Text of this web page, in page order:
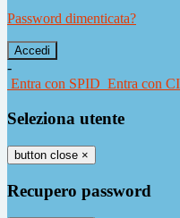
Password dimenticata?
-
Entra con SPID Entra con
Seleziona utente
button close ×
Recupero password